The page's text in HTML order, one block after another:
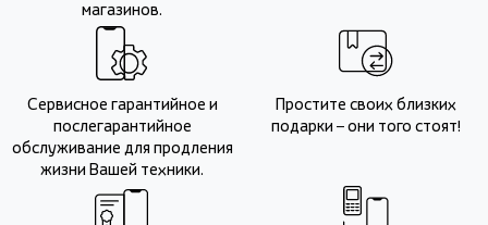
магазинов.
Сервисное гарантийное и
послегарантийное
обслуживание для продления
жизни Вашей техники.
Простите своих близких
подарки – они того стоят!